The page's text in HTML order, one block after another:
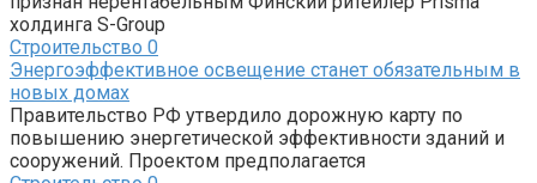
холдинга S-Group
Строительство 0
Энергоэффективное освещение станет обязательным в
новых домах
Правительство РФ утвердило дорожную карту по
повышению энергетической эффективности зданий и
сооружений. Проектом предполагается